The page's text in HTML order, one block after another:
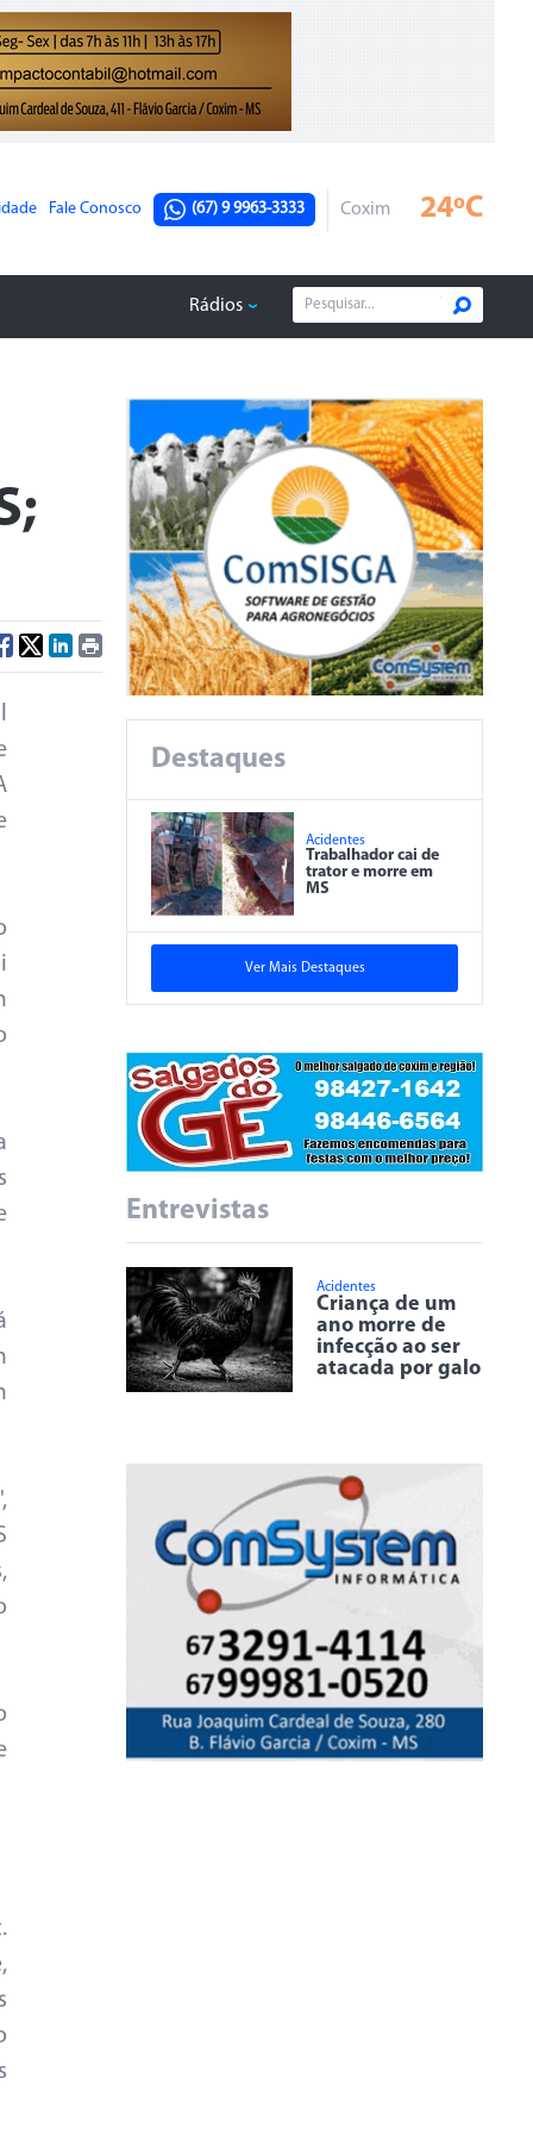
Fale Conosco (67) 9 9963-3333 Coxim 24ºC
Rádios
Destaques
Acidentes
Trabalhador cai de
trator e morre em
MS
Ver Mais Destaques
Entrevistas
Acidentes
Criança de um
ano morre de
infecção ao ser
atacada por galo